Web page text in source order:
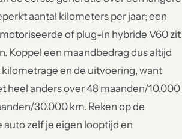
aantal kilometers per jaar; een
of plug-in hybride V60 zit
Koppel een maandbedrag dus altijd
en de uitvoering, want
heel anders over 48 maanden/10.000
30.000 km. Reken op de
auto zelf je eigen looptijd en